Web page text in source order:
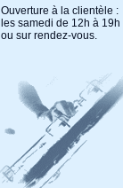
Ouverture à la clientèle :
les samedi de 12h à 19h
ou sur rendez-vous.